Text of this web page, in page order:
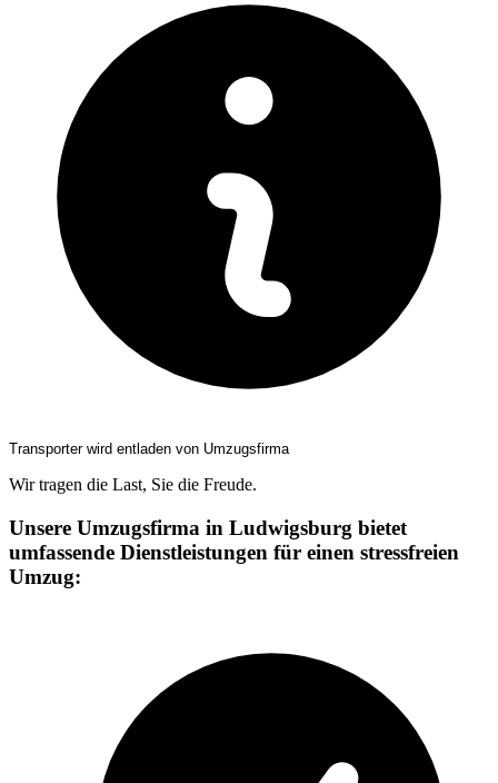
Transporter wird entladen von Umzugsfirma
Wir tragen die Last, Sie die Freude.
Unsere Umzugsfirma in Ludwigsburg bietet
umfassende Dienstleistungen für einen stressfreien
Umzug: